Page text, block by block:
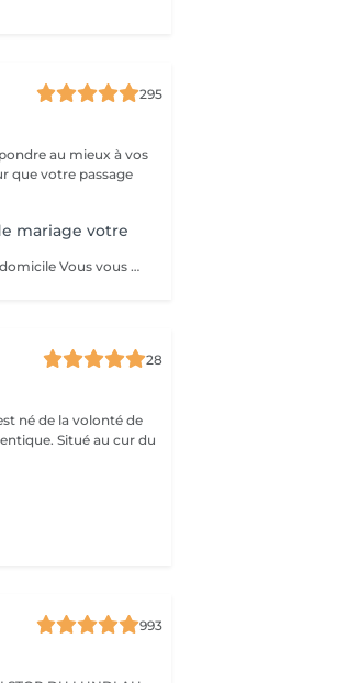
295
au mieux à vos
mariage votre
MOMENT VIP Coiffure et maquillage à votre domicile Vous vous mariez bientôt ??? Félicitations ! Pour que ce jour soit unique et parfait,laissez-nous prendre soin de vous. Inoubliable: Votre Moment d'Exception"Votre mariage est bien plus qu'un simple événement - c'est un chapitre magique dans l'histoire de votre vie. Chez nous, nous célébrons votre unicité et mettons en valeur votre beauté naturelle pour faire de ce jour le plus mémorable de votre vie. Votre Beauté, Notre Priorité: Parce que vous êtes la personne la plus importante pour ce moment d'exception, notre équipe dévouée de coiffeurs et de maquilleurs met tout en uvre pour vous sublimer, en accord avec votre style personnel et votre vision pour le grand jour. Coiffure de Rêve: De la sophistication classique à l'audace moderne, nous créons des coiffures qui capturent l'essence de votre personnalité et complètent à la perfection votre tenue de mariée, vous faisant rayonner de confiance et d'élégance. Maquillage Élégant: Avec une touche experte, notre équipe de maquilleurs vous offre un look qui met en valeur votre beauté naturelle tout en résistant aux larmes de joie et en vous assurant une allure impeccable tout au long de la journée. Votre Moment, parce que ce jour vous appartient, nous vous offrons un moment de luxe et d'intimité où vous pouvez vous détendre et vous préparer en toute sérénité, sachant que vous êtes entre de bonnes mains. Laissez -nous vous aider à créer des souvenirs inoubliables
28
né de la volonté de
Situé au cur du
993